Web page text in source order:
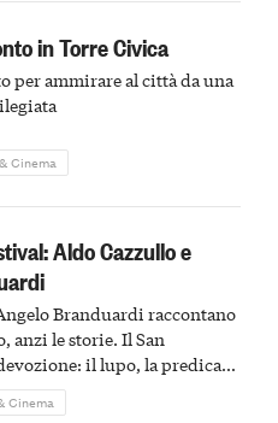
in Torre Civica
per ammirare al città da una
Cinema
Aldo Cazzullo e
Branduardi raccontano
anzi le storie. Il San
il lupo, la predica
Cinema